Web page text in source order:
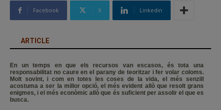
Facebook X Linkedin
ARTICLE
En un temps en que els recursos van escasos, és tota una
responsabilitat no caure en el parany de teoritzar i fer volar coloms.
Molt sovint, i com en totes les coses de la vida, el més senzill
acostuma a ser la millor opció, el més evident allò que resolt grans
enigmes, i el més econòmic allò que és suficient per assolir el que es
busca.